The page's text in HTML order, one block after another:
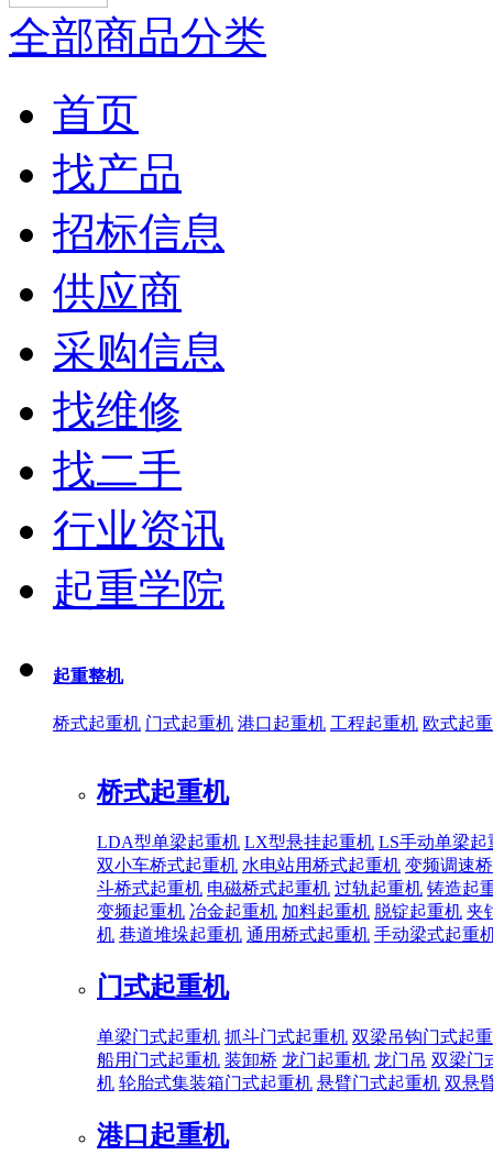
全部商品分类
首页
找产品
招标信息
供应商
采购信息
找维修
找二手
行业资讯
起重学院
起重整机
桥式起重机 门式起重机 港口起重机 工程起重机 欧式起
桥式起重机
LDA型单梁起重机 LX型悬挂起重机 LS手动单梁起
双小车桥式起重机 水电站用桥式起重机 变频调速
斗桥式起重机 电磁桥式起重机 过轨起重机 铸造起
变频起重机 冶金起重机 加料起重机 脱锭起重机 夹
机 巷道堆垛起重机 通用桥式起重机 手动梁式起重
门式起重机
单梁门式起重机 抓斗门式起重机 双梁吊钩门式起
船用门式起重机 装卸桥 龙门起重机 龙门吊 双梁门
机 轮胎式集装箱门式起重机 悬臂门式起重机 双悬
港口起重机